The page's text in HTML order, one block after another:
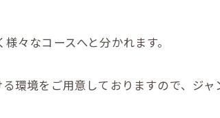
々なコースへと分かれます。
環境をご用意しておりますので、ジャ